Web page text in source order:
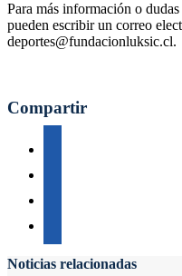
Para más información o
pueden escribir un correo
deportes@fundacionluksic.cl.
Compartir
Noticias relacionadas